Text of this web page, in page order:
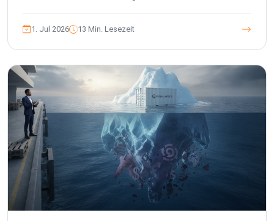
1. Jul 2026 13 Min. Lesezeit